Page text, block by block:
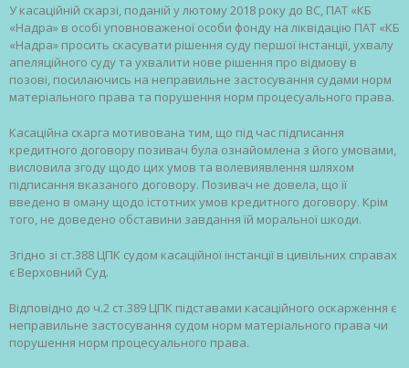
У касаційній скарзі, поданій у лютому 2018 року до ВС, ПАТ «КБ
«Надра» в особі уповноваженої особи фонду на ліквідацію ПАТ «КБ
«Надра» просить скасувати рішення суду першої інстанції, ухвалу
апеляційного суду та ухвалити нове рішення про відмову в
позові, посилаючись на неправильне застосування судами норм
матеріального права та порушення норм процесуального права.
Касаційна скарга мотивована тим, що під час підписання
кредитного договору позивач була ознайомлена з його умовами,
висловила згоду щодо цих умов та волевиявлення шляхом
підписання вказаного договору. Позивач не довела, що її
введено в оману щодо істотних умов кредитного договору. Крім
того, не доведено обставини завдання їй моральної шкоди.
Згідно зі ст.388 ЦПК судом касаційної інстанції в цивільних справах
є Верховний Суд.
Відповідно до ч.2 ст.389 ЦПК підставами касаційного оскарження є
неправильне застосування судом норм матеріального права чи
порушення норм процесуального права.